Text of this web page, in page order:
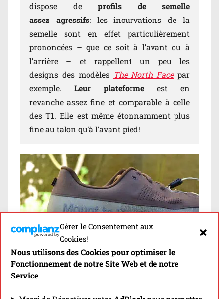
Gérer le Consentement aux
Cookies!
Nous utilisons des Cookies pour optimiser le
Fonctionnement de notre Site Web et de notre
Service.
dispose de profils de semelle
assez agressifs: les incurvations de la
semelle sont en effet particulièrement
prononcées – que ce soit à l’avant ou à
l’arrière – et rappellent un peu les
designs des modèles The North Facepar
exemple. Leur plateforme est en
revanche assez fine et comparable à celle
des T1. Elle est même étonnamment plus
fine au talon qu’à l’avant pied!
[Chez Irun] -15% sur les